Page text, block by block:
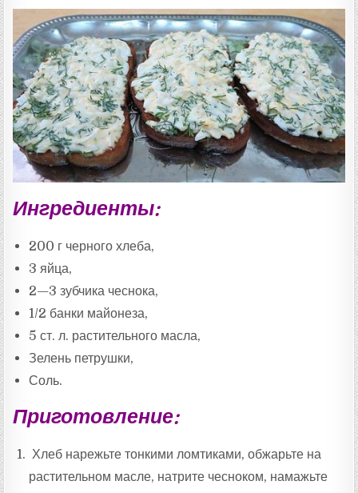
Ингредиенты:
200 г черного хлеба,
3 яйца,
2—3 зубчика чеснока,
1/2 банки майонеза,
5 ст. л. растительного масла,
Зелень петрушки,
Соль.
Приготовление:
Хлеб нарежьте тонкими ломтиками, обжарьте на
растительном масле, натрите чесноком, намажьте